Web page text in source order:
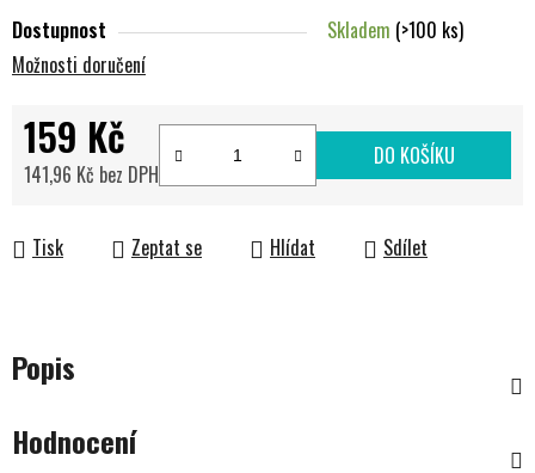
Dostupnost Skladem (>100 ks)
Možnosti doručení
159 Kč
141,96 Kč bez DPH
DO KOŠÍKU
Tisk Zeptat se Hlídat Sdílet
Popis
Hodnocení